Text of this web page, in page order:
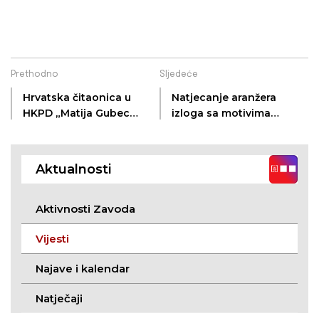
Prethodno
Hrvatska čitaonica u
HKPD „Matija Gubec“
Sljedeće
Natjecanje aranžera
izloga sa motivima
Aktualnosti
Aktivnosti Zavoda
Vijesti
Najave i kalendar
Natječaji